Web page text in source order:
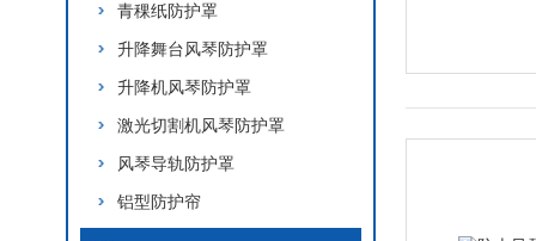
青稞纸防护罩
升降舞台风琴防护罩
升降机风琴防护罩
激光切割机风琴防护罩
风琴导轨防护罩
铝型防护帘